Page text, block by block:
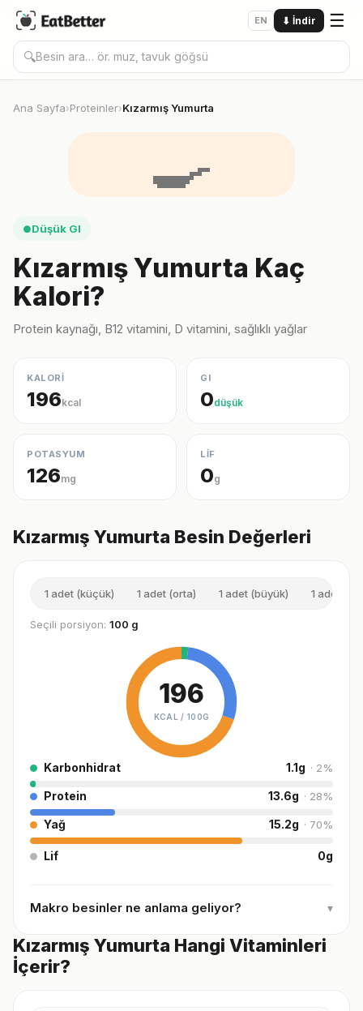
EN ⬇ İndir ☰
🔍
Ana Sayfa›Proteinler›Kızarmış Yumurta
🍳
●Düşük GI
Kızarmış Yumurta Kaç
Kalori?
Protein kaynağı, B12 vitamini, D vitamini, sağlıklı yağlar
KALORİ
196kcal
GI
0düşük
POTASYUM
126mg
LİF
0g
Kızarmış Yumurta Besin Değerleri
1 adet (küçük) 1 adet (orta) 1 adet (büyük) 1 adet
Seçili porsiyon: 100 g
196
KCAL / 100G
Karbonhidrat 1.1g · 2%
Protein 13.6g · 28%
Yağ 15.2g · 70%
Lif 0g
Makro besinler ne anlama geliyor? ▾
Kızarmış Yumurta Hangi Vitaminleri
İçerir?